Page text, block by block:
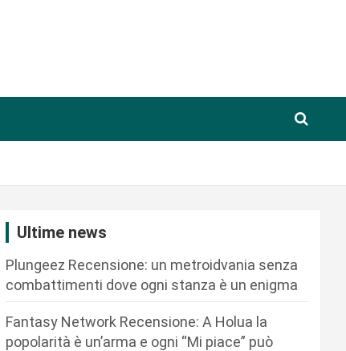
Ultime news
Plungeez Recensione: un metroidvania senza
combattimenti dove ogni stanza è un enigma
Fantasy Network Recensione: A Holua la
popolarità è un’arma e ogni “Mi piace” può